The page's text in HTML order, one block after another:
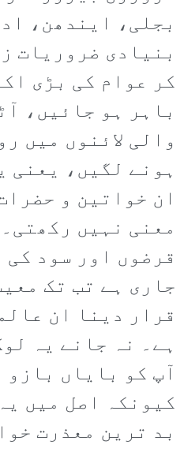
بجلی، ایندھن،
بنیادی ضروریات
کر عوام کی بڑی
باہر ہو جائیں،
والی لائنوں میں
ہونے لگیں، یعنی
ان خواتین و
معنی نہیں
قرضوں اور سود
جاری ہے تب تک
قرار دینا ان
ہے۔ نہ جانے یہ
آپ کو بایاں
کیونکہ اصل میں
بد ترین معذرت